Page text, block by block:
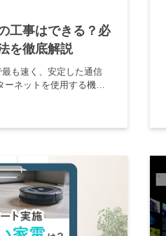
工事はできる？必
を徹底解説
も速く、安定した通信
ネットを使用する機会